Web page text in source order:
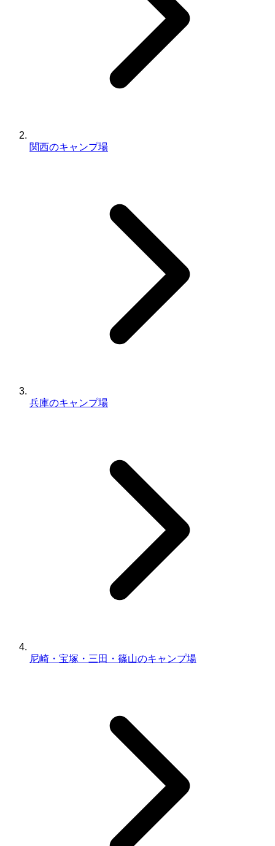
関西のキャンプ場
兵庫のキャンプ場
尼崎・宝塚・三田・篠山のキャンプ場